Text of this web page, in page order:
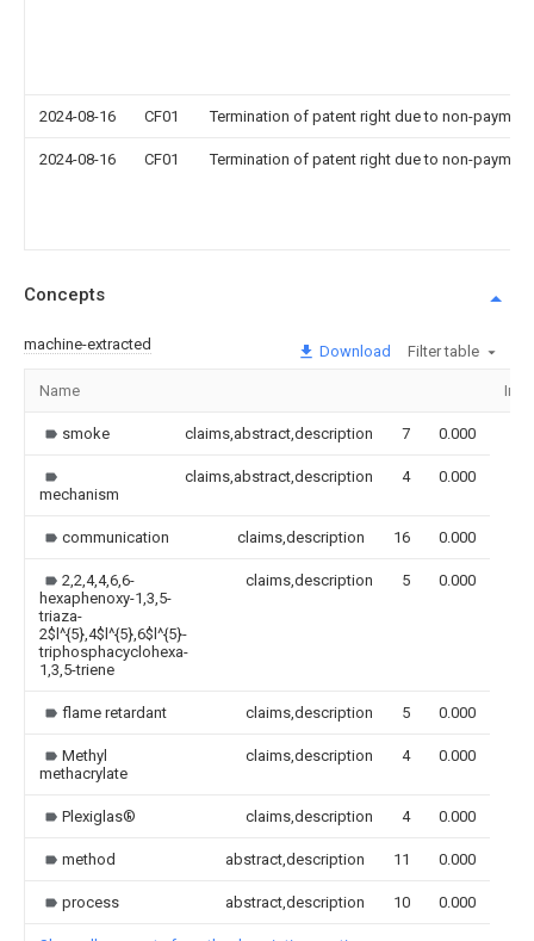
2024-08-16 CF01 Termination of patent right due to non-
2024-08-16 CF01 Termination of patent right due to non-
Concepts
machine-extracted Download Filter table
Name
smoke claims,abstract,description 7 0.000
mechanism
claims,abstract,description 4 0.000
communication claims,description 16 0.000
2,2,4,4,6,6-
hexaphenoxy-1,3,5-
triaza-
2$l^{5},4$l^{5},6$l^{5}-
triphosphacyclohexa-
1,3,5-triene
claims,description 5 0.000
flame retardant claims,description 5 0.000
Methyl
methacrylate
claims,description 4 0.000
Plexiglas® claims,description 4 0.000
method abstract,description 11 0.000
process abstract,description 10 0.000